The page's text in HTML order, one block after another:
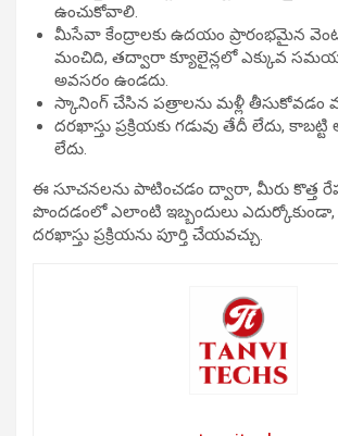
ఉంచుకోవాలి.
మీసేవా కేంద్రాలకు ఉదయం ప్రారంభమైన
మంచిది, తద్వారా క్యూలైన్లలో ఎక్కువ
అవసరం ఉండదు.
స్కానింగ్ చేసిన పత్రాలను మళ్లీ తీసుకోవడం
దరఖాస్తు ప్రక్రియకు గడువు తేదీ లేదు,
లేదు.
ఈ సూచనలను పాటించడం ద్వారా, మీరు కొత్త
పొందడంలో ఎలాంటి ఇబ్బందులు
దరఖాస్తు ప్రక్రియను పూర్తి చేయవచ్చు.